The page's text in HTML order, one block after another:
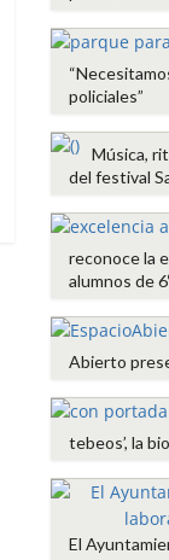
policiales”
Música,
del festival
reconoce la
alumnos de
Abierto
tebeos’, la
El